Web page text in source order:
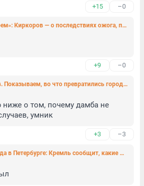
+15 –0
«Живы будем, не помрем»: Киркоров — о последствиях ожога, полученного на концерте в Петербурге
+9 –0
Нева вышла из берегов. Показываем, во что превратились городские набережные
ниже о том, почему дамба не
умник
+3 –3
Песков об отмене парада в Петербурге: Кремль сообщит, какие мероприятия пройдут на День ВМФ